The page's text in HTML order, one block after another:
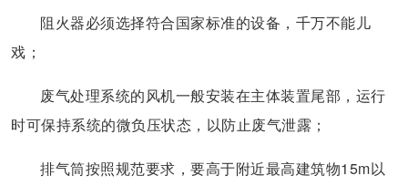
阻火器必须选择符合国家标准的设备，千万不能儿
戏；
废气处理系统的风机一般安装在主体装置尾部，运行
时可保持系统的微负压状态，以防止废气泄露；
排气筒按照规范要求，要高于附近最高建筑物15m以